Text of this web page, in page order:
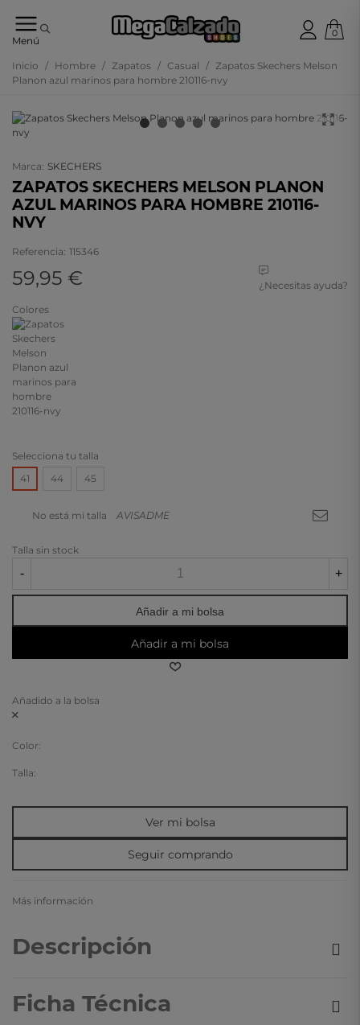
Menú
online
0
Inicio / Hombre / Zapatos / Casual / Zapatos Skechers Melson
Planon azul marinos para hombre 210116-nvy
Marca: SKECHERS
ZAPATOS SKECHERS MELSON PLANON
AZUL MARINOS PARA HOMBRE 210116-
NVY
Referencia: 115346
59,95 €
¿Necesitas ayuda?
Colores
Selecciona tu talla
41
44 45
No está mi talla AVISADME
Talla sin stock
- +
Añadir a mi bolsa
Añadir a mi bolsa
Añadido a la bolsa
Color:
Talla:
Ver mi bolsa
Seguir comprando
Más información
Descripción
Ficha Técnica